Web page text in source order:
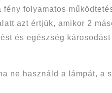
fény folyamatos
azt értjük, amikor 2
és egészség károsodást
ne használd a lámpát, a